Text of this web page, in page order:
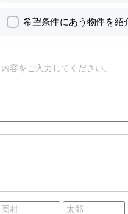
希望条件にあう物件を紹